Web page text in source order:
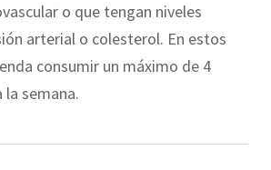
o que tengan niveles
arterial o colesterol. En estos
consumir un máximo de 4
la semana.